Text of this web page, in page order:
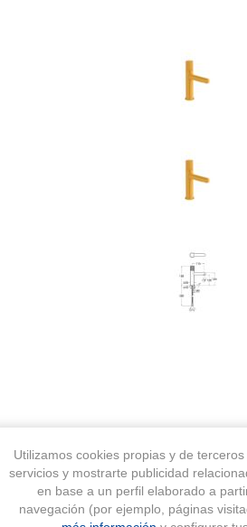
Utilizamos cookies propias y de
servicios y mostrarte publicidad
en base a un perfil elaborado a
navegación (por ejemplo, páginas